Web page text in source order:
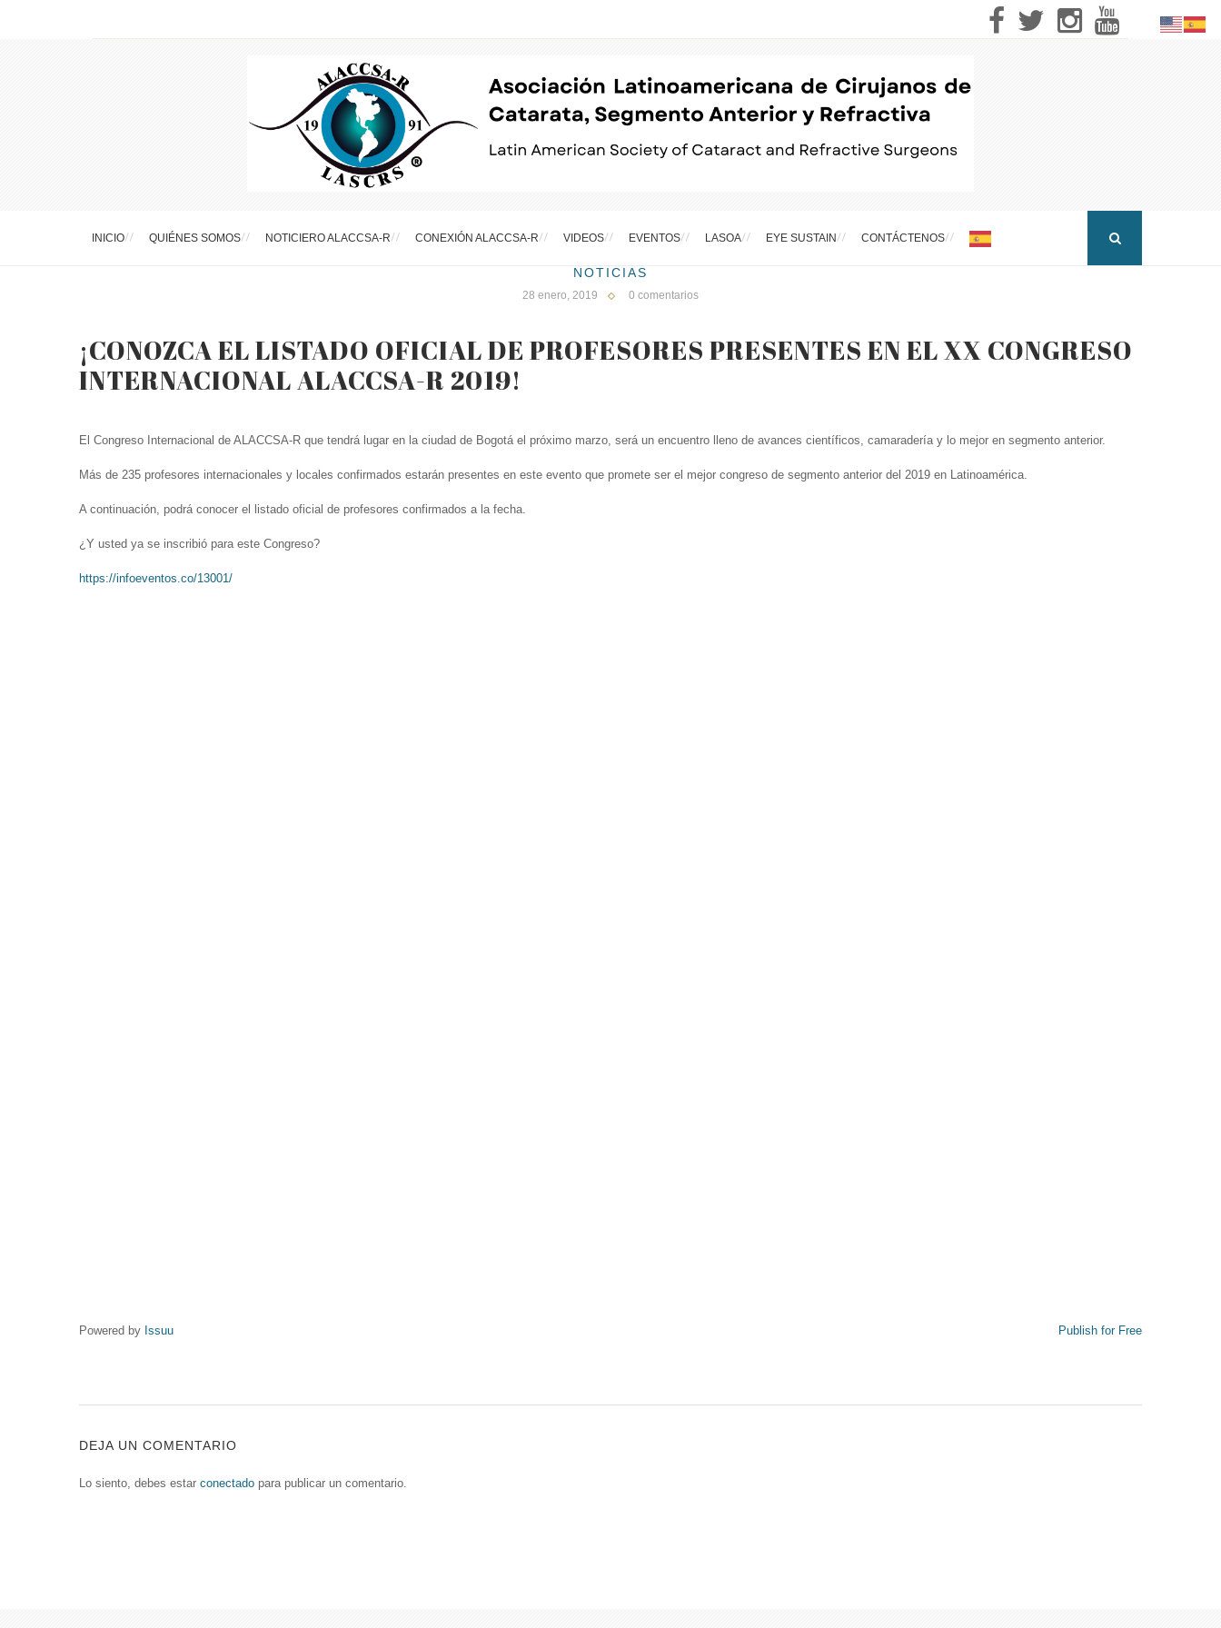
INICIO QUIÉNES SOMOS NOTICIERO ALACCSA-R CONEXIÓN ALACCSA-R VIDEOS EVENTOS LASOA EYE SUSTAIN CONTÁCTENOS
NOTICIAS
28 enero, 2019 0 comentarios
¡CONOZCA EL LISTADO OFICIAL DE PROFESORES PRESENTES EN EL XX CONGRESO
INTERNACIONAL ALACCSA-R 2019!
El Congreso Internacional de ALACCSA-R que tendrá lugar en la ciudad de Bogotá el próximo marzo, será un encuentro lleno de avances científicos, camaradería y lo mejor en segmento anterior.
Más de 235 profesores internacionales y locales confirmados estarán presentes en este evento que promete ser el mejor congreso de segmento anterior del 2019 en Latinoamérica.
A continuación, podrá conocer el listado oficial de profesores confirmados a la fecha.
¿Y usted ya se inscribió para este Congreso?
https://infoeventos.co/13001/
Powered by Issuu Publish for Free
DEJA UN COMENTARIO
Lo siento, debes estar conectado para publicar un comentario.